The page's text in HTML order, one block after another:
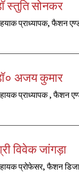
स्तुति सोनकर
प्राध्यापक, फैशन
अजय कुमार
प्राध्यापक , फैशन
विवेक जांगड़ा
प्रोफेसर, फैशन